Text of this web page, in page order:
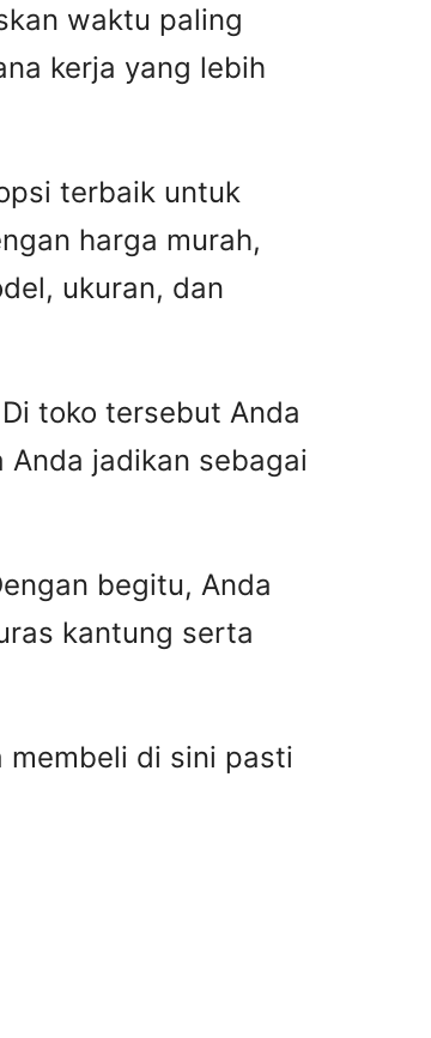
waktu paling
kerja yang lebih
terbaik untuk
harga murah,
ukuran, dan
toko tersebut Anda
Anda jadikan sebagai
begitu, Anda
kantung serta
membeli di sini pasti